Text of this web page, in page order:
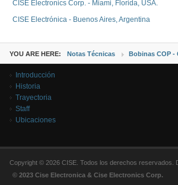
CISE Electronics Corp. - Miami, Florida, USA.
CISE Electrónica - Buenos Aires, Argentina
YOU ARE HERE: Notas Técnicas Bobinas COP -
Introducción
Historia
Trayectoria
Staff
Ubicaciones
Copyright © 2026 CISE. Todos los derechos reservados.
© 2023 Cise Electronica & Cise Electronics Corp.